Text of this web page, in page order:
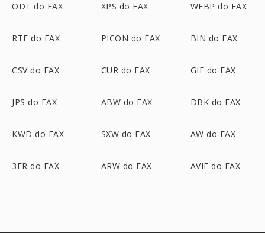
ODT do FAX XPS do FAX WEBP do FAX
RTF do FAX PICON do FAX BIN do FAX
CSV do FAX CUR do FAX GIF do FAX
JPS do FAX ABW do FAX DBK do FAX
KWD do FAX SXW do FAX AW do FAX
3FR do FAX ARW do FAX AVIF do FAX